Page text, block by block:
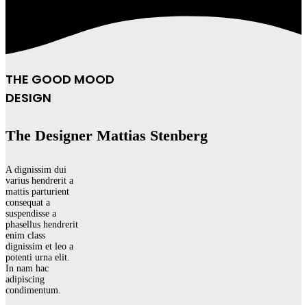
THE GOOD MOOD
DESIGN
The Designer Mattias Stenberg
A dignissim dui
varius hendrerit a
mattis parturient
consequat a
suspendisse a
phasellus hendrerit
enim class
dignissim et leo a
potenti urna elit.
In nam hac
adipiscing
condimentum.